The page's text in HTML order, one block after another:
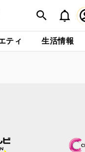
ティ 生活情報